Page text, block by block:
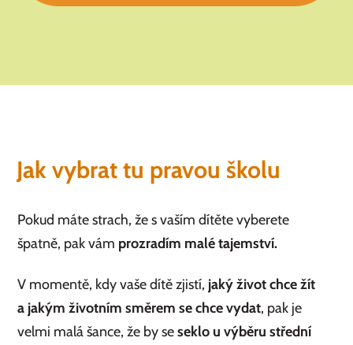
Jak vybrat tu pravou školu
Pokud máte strach, že s vaším dítěte vyberete
špatně, pak vám prozradím malé tajemství.
V momentě, kdy vaše dítě zjistí, jaký život chce žít
a jakým životním směrem se chce vydat, pak je
velmi malá šance, že by seseklo u výběru střední